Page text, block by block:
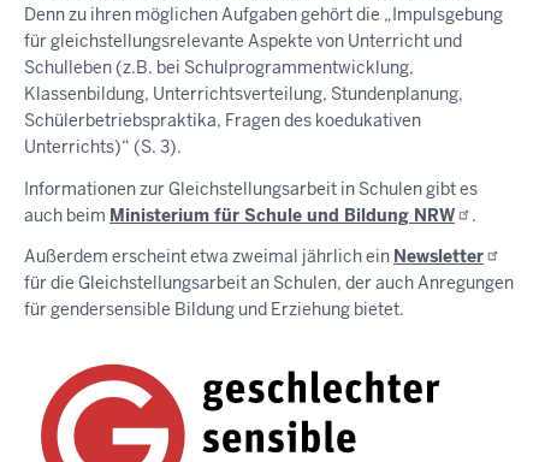
Denn zu ihren möglichen Aufgaben gehört die „Impulsgebung
für gleichstellungsrelevante Aspekte von Unterricht und
Schulleben (z.B. bei Schulprogrammentwicklung,
Klassenbildung, Unterrichtsverteilung, Stundenplanung,
Schülerbetriebspraktika, Fragen des koedukativen
Unterrichts)“ (S. 3).
Informationen zur Gleichstellungsarbeit in Schulen gibt es
auch beim Ministerium für Schule und Bildung NRW
.
Außerdem erscheint etwa zweimal jährlich ein Newsletter
für die Gleichstellungsarbeit an Schulen, der auch Anregungen
für gendersensible Bildung und Erziehung bietet.